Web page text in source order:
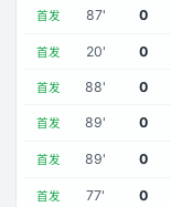
首发 87' 0
首发 20' 0
首发 88' 0
首发 89' 0
首发 89' 0
首发 77' 0